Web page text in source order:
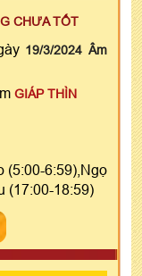
CHƯA TỐT
19/3/2024 Âm
GIÁP THÌN
(5:00-6:59),Ngọ
(17:00-18:59)